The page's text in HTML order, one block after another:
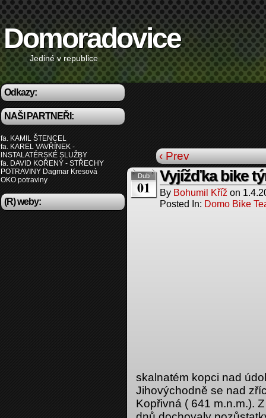
Domoradovice
Jediné v republice
Odkazy:
NAŠI PARTNEŘI:
fa. KAMIL ŠTENCEL
fa. KAREL VAVŘÍNEK -
INSTALATÉRSKÉ SLUŽBY
fa. DAVID KOŘENÝ - STŘECHY
POTRAVINY Dagmar Kresová
OKO potraviny
(R) weby:
‹ Prev
Dub
01
Vyjížďka bike
By Bohumil Kříž on
Posted In: Domo Bike
skalnatém kopci nad
Jihovýchodně se nad
Kopřivná ( 641 m.n.m.).